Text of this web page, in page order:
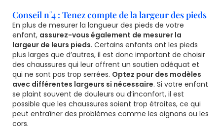
Conseil n°4 : Tenez compte de la largeur des pieds
En plus de mesurer la longueur des pieds de votre
enfant, assurez-vous également de mesurer la
largeur de leurs pieds. Certains enfants ont les pieds
plus larges que d’autres, il est donc important de choisir
des chaussures qui leur offrent un soutien adéquat et
qui ne sont pas trop serrées. Optez pour des modèles
avec différentes largeurs si nécessaire. Si votre enfant
se plaint souvent de douleurs ou d’inconfort, il est
possible que les chaussures soient trop étroites, ce qui
peut entraîner des problèmes comme les oignons ou les
cors.